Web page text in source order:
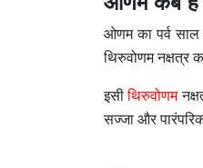
ओणम का पर्व साल
थिरुवोणम नक्षत्र
इसीथिरुवोणम
सज्जा और